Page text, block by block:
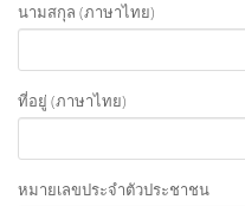
นามสกุล (ภาษาไทย)
ที่อยู่ (ภาษาไทย)
หมายเลขประจำตัวประชาชน